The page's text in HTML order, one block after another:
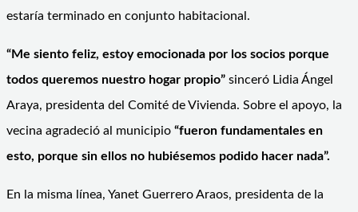
estaría terminado en conjunto habitacional.
“Me siento feliz, estoy emocionada por los socios porque
todos queremos nuestro hogar propio” sinceró Lidia Ángel
Araya, presidenta del Comité de Vivienda. Sobre el apoyo, la
vecina agradeció al municipio “fueron fundamentales en
esto, porque sin ellos no hubiésemos podido hacer nada”.
En la misma línea, Yanet Guerrero Araos, presidenta de la